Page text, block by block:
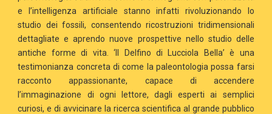
e l’intelligenza artificiale stanno infatti rivoluzionando lo
studio dei fossili, consentendo ricostruzioni tridimensionali
dettagliate e aprendo nuove prospettive nello studio delle
antiche forme di vita. ‘Il Delfino di Lucciola Bella’ è una
testimonianza concreta di come la paleontologia possa farsi
racconto appassionante, capace di accendere
l’immaginazione di ogni lettore, dagli esperti ai semplici
curiosi, e di avvicinare la ricerca scientifica al grande pubblico